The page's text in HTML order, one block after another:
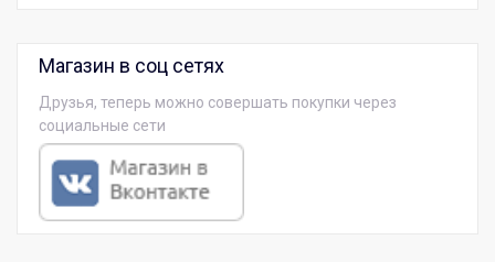
Магазин в соц сетях
Друзья, теперь можно совершать покупки через
социальные сети